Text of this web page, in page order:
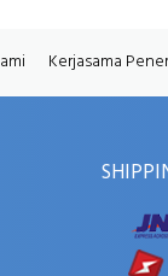
Kerjasama